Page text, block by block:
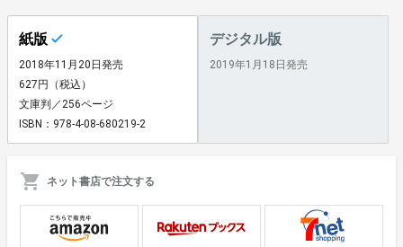
紙版
2018年11月20日発売
627円（税込）
文庫判／256ページ
ISBN：978-4-08-680219-2
デジタル版
2019年1月18日発売
ネット書店で注文する